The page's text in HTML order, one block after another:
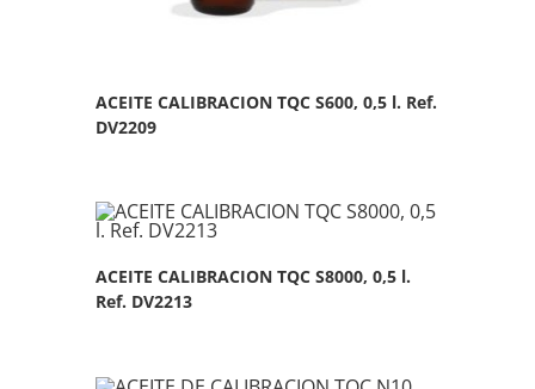
ACEITE CALIBRACION TQC S600, 0,5 l. Ref.
DV2209
ACEITE CALIBRACION TQC S8000, 0,5 l.
Ref. DV2213